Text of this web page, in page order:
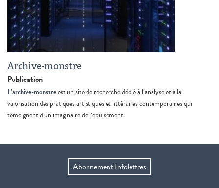
Archive-monstre
Publication
L’archive-monstreest un site de recherche dédié à l’analyse et à la
valorisation des pratiques artistiques et littéraires contemporaines qui
témoignent d’un imaginaire de l’épuisement.
Abonnement Infolettres